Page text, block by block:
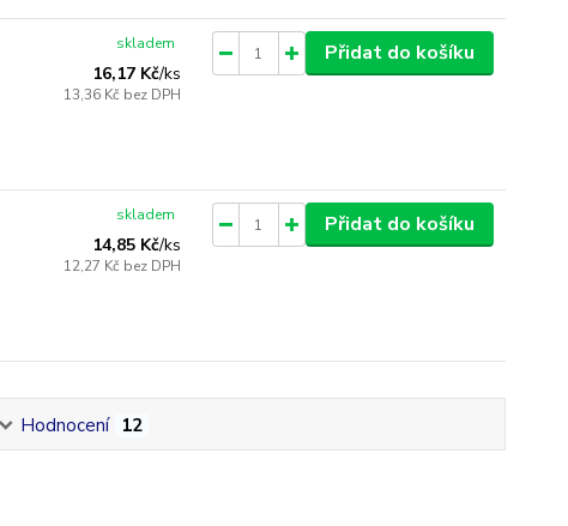
16,17 Kč/ks
13,36 Kč bez DPH
skladem Přidat do košíku
14,85 Kč/ks
12,27 Kč bez DPH
skladem Přidat do košíku
Hodnocení 12